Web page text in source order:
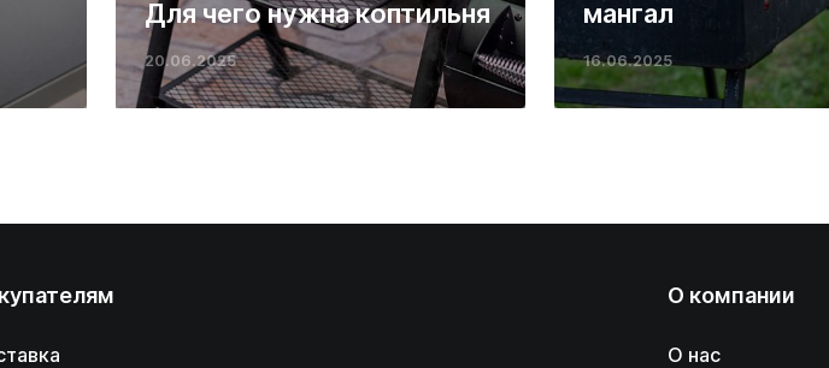
Для чего нужна коптильня
20.06.2025
мангал
16.06.2025
О компании
О нас